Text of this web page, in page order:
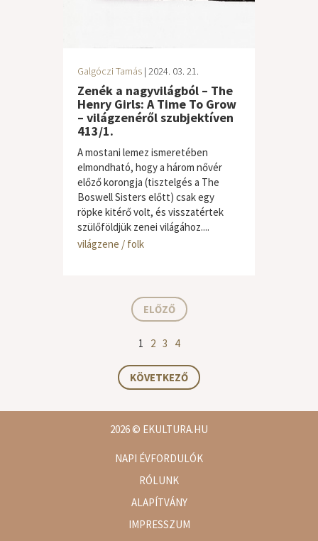
Galgóczi Tamás | 2024. 03. 21.
Zenék a nagyvilágból – The
Henry Girls: A Time To Grow
– világzenéről szubjektíven
413/1.
A mostani lemez ismeretében
elmondható, hogy a három nővér
előző korongja (tisztelgés a The
Boswell Sisters előtt) csak egy
röpke kitérő volt, és visszatértek
szülőföldjük zenei világához....
világzene / folk
ELŐZŐ
1 2 3 4
KÖVETKEZŐ
2026© EKULTURA.HU
NAPI ÉVFORDULÓK
RÓLUNK
ALAPÍTVÁNY
IMPRESSZUM